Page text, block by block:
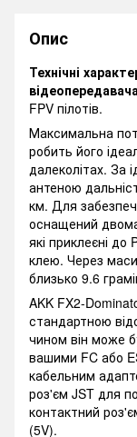
Опис
Технічні
FPV пілотів.
Максимальна
робить його
далеколітах. За
антеною
км. Для
оснащений
які приклеєні
клею. Через
близько 9.6
AKK FX2-
стандартною
чином він може
вашими FC або
кабельним
роз'єм JST для
контактний
(5V).